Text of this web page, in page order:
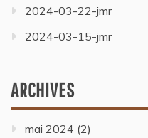
2024-03-22-jmr
2024-03-15-jmr
ARCHIVES
mai 2024 (2)